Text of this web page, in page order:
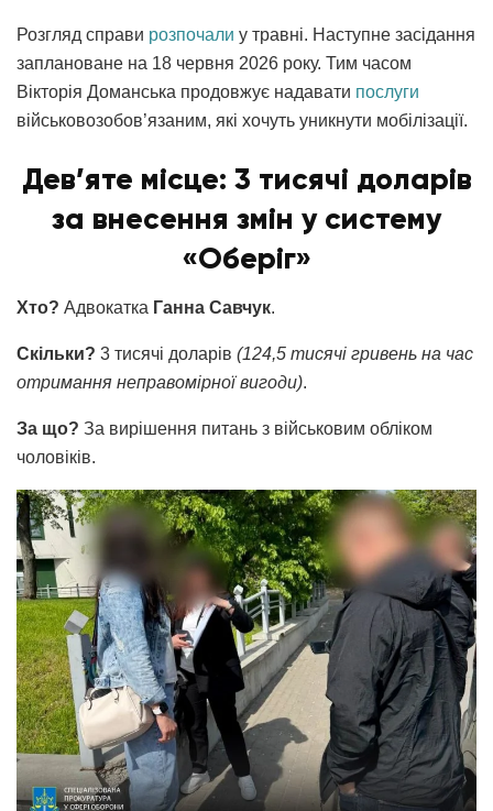
Розгляд справи розпочали у травні. Наступне засідання
заплановане на 18 червня 2026 року. Тим часом
Вікторія Доманська продовжує надавати послуги
військовозобов’язаним, які хочуть уникнути мобілізації.
Дев’яте місце: 3 тисячі доларів
за внесення змін у систему
«Оберіг»
Хто? Адвокатка Ганна Савчук.
Скільки? 3 тисячі доларів (124,5 тисячі гривень на час
отримання неправомірної вигоди).
За що? За вирішення питань з військовим обліком
чоловіків.